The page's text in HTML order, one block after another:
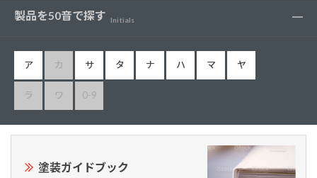
製品を50音で探す Initials
ア カ サ タ ナ ハ マ ヤ
ラ ワ 0-9
塗装ガイドブック